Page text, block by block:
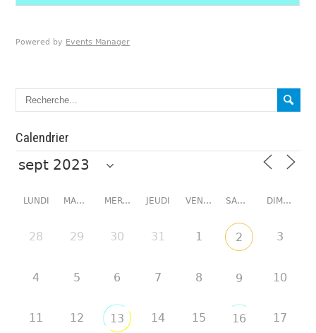
Powered by Events Manager
Calendrier
LUNDI MARDI MERCREDI JEUDI VENDREDI SAMEDI DIMANCHE
28 29 30 31 1 2 3
4 5 6 7 8 9 10
11 12 13 14 15 16 17